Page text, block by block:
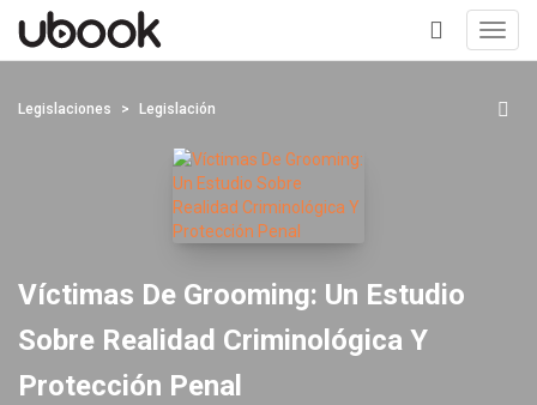
+
Legislaciones Legislación
Víctimas De Grooming: Un Estudio
Sobre Realidad Criminológica Y
Protección Penal